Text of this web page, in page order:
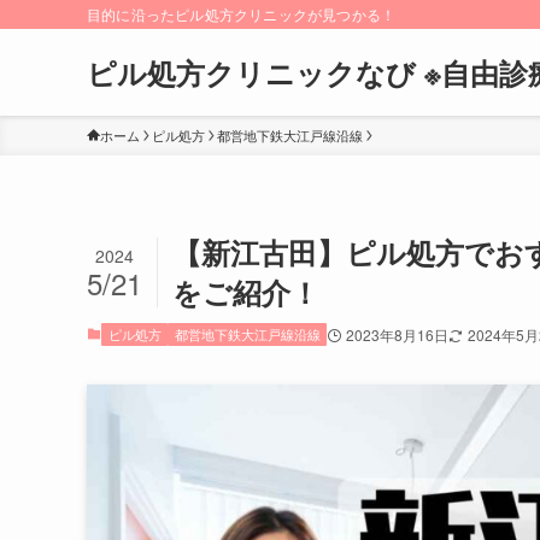
目的に沿ったピル処方クリニックが見つかる！
ピル処方クリニックなび ※自由診
ホーム ピル処方 都営地下鉄大江戸線沿線
【新江古田】ピル処方で
をご紹介！
2024
5/21
ピル処方 都営地下鉄大江戸線沿線 2023年8月16日 2024年5